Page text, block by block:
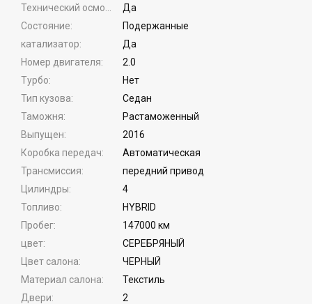
Да
Состояние
Подержанные
катализатор
Да
Номер двигателя
2.0
Турбо
Нет
Тип кузова
Cедан
Таможня
Растаможенный
Выпущен
2016
Коробка передач
Автоматическая
Трансмиссия
передний привод
Цилиндры
4
Топливо
HYBRID
Пробег
147000 км
цвет
СЕРЕБРЯНЫЙ
Цвет салона
ЧЕРНЫЙ
Материал салона
Текстиль
Двери
2